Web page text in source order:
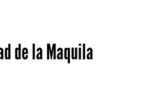
de la Maquila